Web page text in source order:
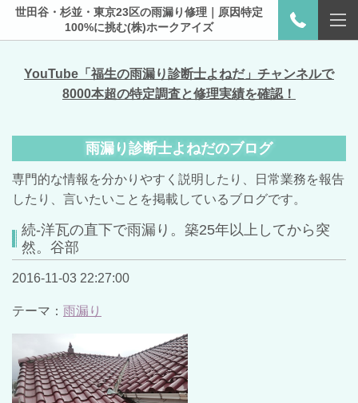
世田谷・杉並・東京23区の雨漏り修理｜原因特定
100%に挑む(株)ホークアイズ
YouTube「福生の雨漏り診断士よねだ」チャンネルで
8000本超の特定調査と修理実績を確認！
雨漏り診断士よねだのブログ
専門的な情報を分かりやすく説明したり、日常業務を報告
したり、言いたいことを掲載しているブログです。
続-洋瓦の直下で雨漏り。築25年以上してから突
然。谷部
2016-11-03 22:27:00
テーマ： 雨漏り